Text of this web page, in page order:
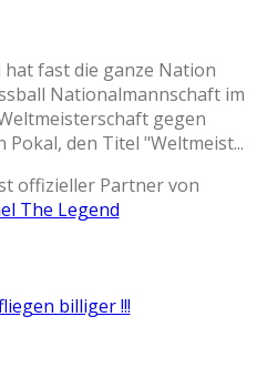
fast die ganze Nation
Nationalmannschaft im
gegen
den Titel "Weltmeist...
offizieller Partner von
billiger !!!